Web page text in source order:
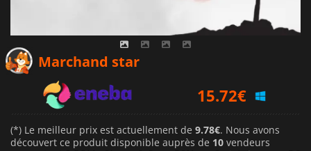
Marchand star
15.72€
9.78€
(*) Le meilleur prix est actuellement de 9.78€. Nous avons
découvert ce produit disponible auprès de 10 vendeurs